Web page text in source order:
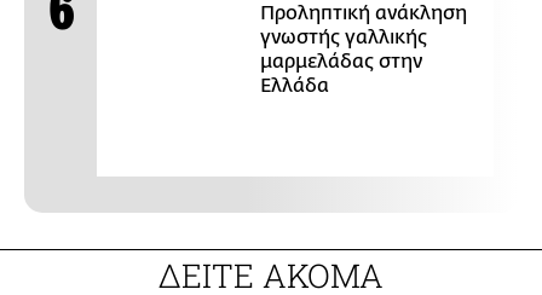
Προληπτική ανάκληση
γνωστής γαλλικής
μαρμελάδας στην
Ελλάδα
ΔΕΙΤΕ ΑΚΟΜΑ